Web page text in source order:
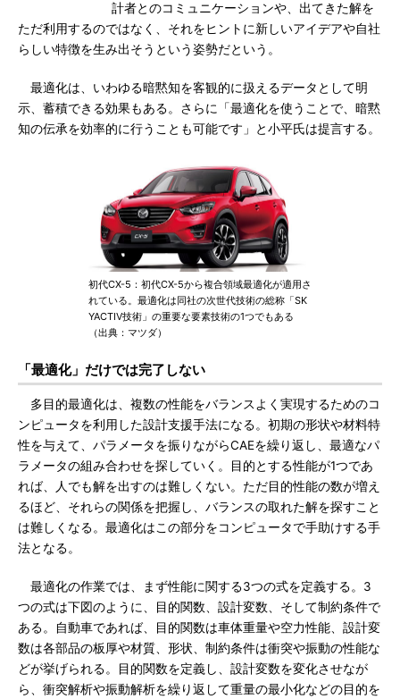
計者とのコミュニケーションや、出てきた解を
ただ利用するのではなく、それをヒントに新しいアイデアや自社
らしい特徴を生み出そうという姿勢だという。
最適化は、いわゆる暗黙知を客観的に扱えるデータとして明
示、蓄積できる効果もある。さらに「最適化を使うことで、暗黙
知の伝承を効率的に行うことも可能です」と小平氏は提言する。
初代CX-5：初代CX-5から複合領域最適化が適用さ
れている。最適化は同社の次世代技術の総称「SK
YACTIV技術」の重要な要素技術の1つでもある
（出典：マツダ）
「最適化」だけでは完了しない
多目的最適化は、複数の性能をバランスよく実現するためのコ
ンピュータを利用した設計支援手法になる。初期の形状や材料特
性を与えて、パラメータを振りながらCAEを繰り返し、最適なパ
ラメータの組み合わせを探していく。目的とする性能が1つであ
れば、人でも解を出すのは難しくない。ただ目的性能の数が増え
るほど、それらの関係を把握し、バランスの取れた解を探すこと
は難しくなる。最適化はこの部分をコンピュータで手助けする手
法となる。
最適化の作業では、まず性能に関する3つの式を定義する。3
つの式は下図のように、目的関数、設計変数、そして制約条件で
ある。自動車であれば、目的関数は車体重量や空力性能、設計変
数は各部品の板厚や材質、形状、制約条件は衝突や振動の性能な
どが挙げられる。目的関数を定義し、設計変数を変化させなが
ら、衝突解析や振動解析を繰り返して重量の最小化などの目的を